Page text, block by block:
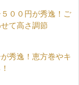
００円が秀逸！ご
て高さ調節
秀逸！恵方巻やキ